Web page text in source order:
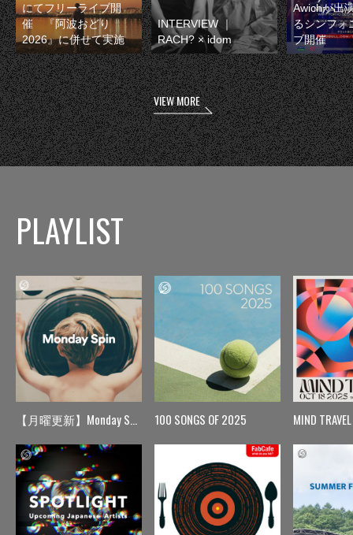
にてフリーライブ開
催 『阿波おどり
2026』に併せて実施
INTERVIEW ｜
RACH? × idom
Awichが出
るシンフォ
ブ開催
VIEW MORE
PLAYLIST
【月曜更新】Monday Spin 100 SONGS OF 2025 MIND TRAVEL